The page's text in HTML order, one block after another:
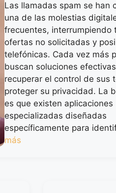
Las llamadas spam se han
una de las molestias
frecuentes, interrumpiendo
ofertas no solicitadas y
telefónicas. Cada vez más
buscan soluciones
recuperar el control de sus
proteger su privacidad. La
es que existen aplicaciones
especializadas diseñadas
específicamente para
más